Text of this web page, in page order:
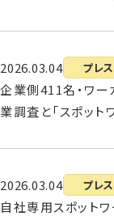
2026.03.04 プレ
企業側411名・ワー
業調査と「スポッ
2026.03.04 プレ
自社専用スポットワ